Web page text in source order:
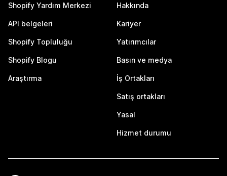
Shopify Yardım Merkezi
API belgeleri
Shopify Topluluğu
Shopify Blogu
Araştırma
Hakkında
Kariyer
Yatırımcılar
Basın ve medya
İş Ortakları
Satış ortakları
Yasal
Hizmet durumu